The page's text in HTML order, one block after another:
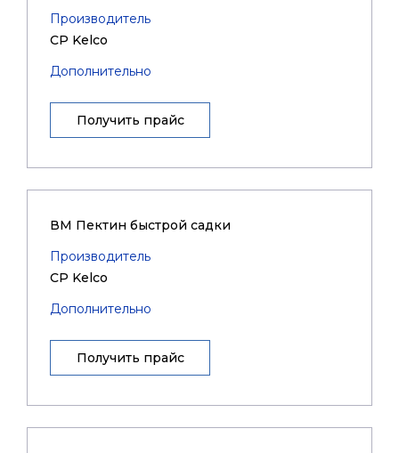
Производитель
CP Kelco
Дополнительно
Получить прайс
ВМ Пектин быстрой садки
Производитель
CP Kelco
Дополнительно
Получить прайс